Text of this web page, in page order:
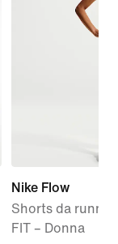
Nike Flow
Shorts da
FIT – Donna